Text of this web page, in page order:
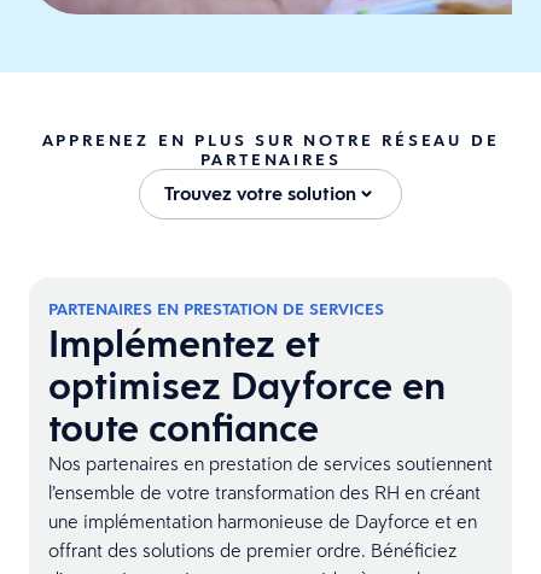
APPRENEZ EN PLUS SUR NOTRE RÉSEAU DE
PARTENAIRES
Trouvez votre solution
PARTENAIRES EN PRESTATION DE SERVICES
Implémentez et
optimisez Dayforce en
toute confiance
Nos partenaires en prestation de services soutiennent
l’ensemble de votre transformation des RH en créant
une implémentation harmonieuse de Dayforce et en
offrant des solutions de premier ordre. Bénéficiez